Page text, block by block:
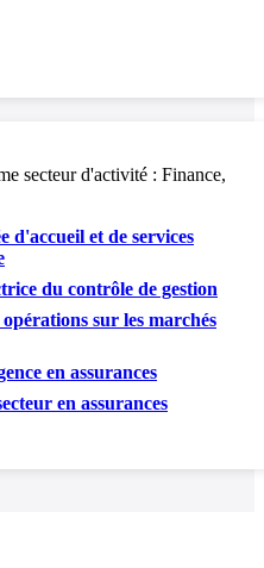
secteur d'activité : Finance,
d'accueil et de services
du contrôle de gestion
sur les marchés
en assurances
en assurances